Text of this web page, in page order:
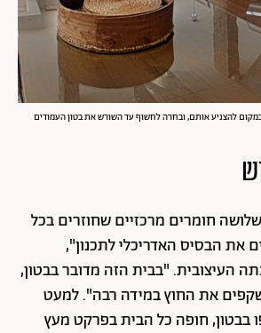
להצניע אותם, ובחרה לחשוף עד השורש את בטון העמודים
חומרים מרכזיים שחוזרים בכל
את הבסיס האדריכלי לתכנון",
העיצובית. "בבית הזה מדובר בבטון,
את החוץ במידה רבה". למעט
בבטון, חופה כל הבית בפרקט מעץ